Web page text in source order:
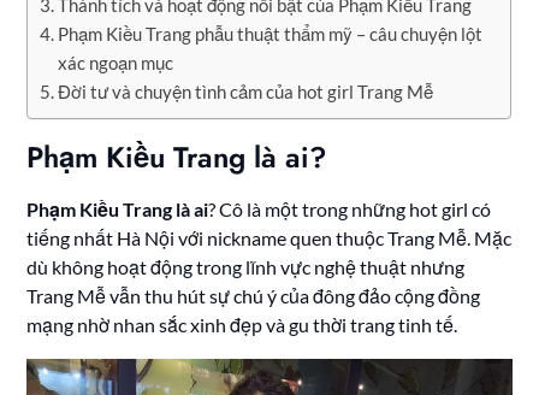
Thành tích và hoạt động nổi bật của Phạm Kiều Trang
Phạm Kiều Trang phẫu thuật thẩm mỹ – câu chuyện lột
xác ngoạn mục
Đời tư và chuyện tình cảm của hot girl Trang Mễ
Phạm Kiều Trang là ai?
Phạm Kiều Trang là ai? Cô là một trong những hot girl có
tiếng nhất Hà Nội với nickname quen thuộc Trang Mễ. Mặc
dù không hoạt động trong lĩnh vực nghệ thuật nhưng
Trang Mễ vẫn thu hút sự chú ý của đông đảo cộng đồng
mạng nhờ nhan sắc xinh đẹp và gu thời trang tinh tế.